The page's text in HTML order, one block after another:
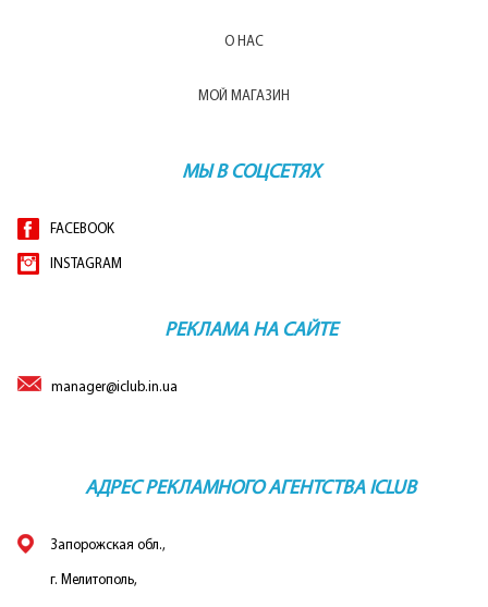
О НАС
МОЙ МАГАЗИН
МЫ В СОЦСЕТЯХ
FACEBOOK
INSTAGRAM
РЕКЛАМА НА САЙТЕ
manager@iclub.in.ua
АДРЕС РЕКЛАМНОГО АГЕНТСТВА ICLUB
Запорожская обл.,
г. Мелитополь,